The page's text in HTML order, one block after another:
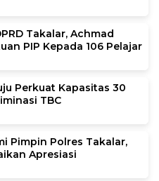
Takalar, Achmad
PIP Kepada 106 Pelajar
Perkuat Kapasitas 30
TBC
Pimpin Polres Takalar,
Apresiasi